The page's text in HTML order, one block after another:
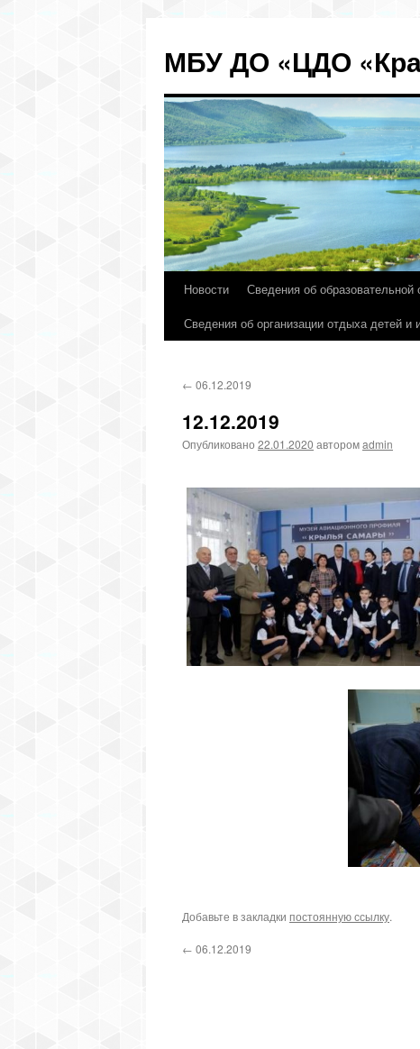
МБУ ДО «ЦДО
Перейти
Новости Сведения об образовательной
Сведения об организации отдыха детей и
← 06.12.2019
12.12.2019
Опубликовано 22.01.2020 авторомadmin
Добавьте в закладки постоянную ссылку.
← 06.12.2019